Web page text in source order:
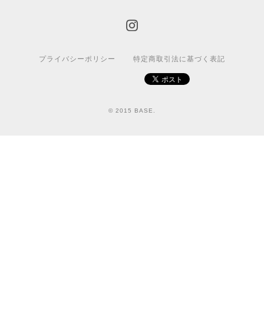
プライバシーポリシー 特定商取引法に基づく表記
© 2015 BASE.